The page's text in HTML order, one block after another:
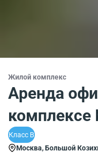
Жилой комплекс
Аренда
комплексе
Класс B
Москва, Большой